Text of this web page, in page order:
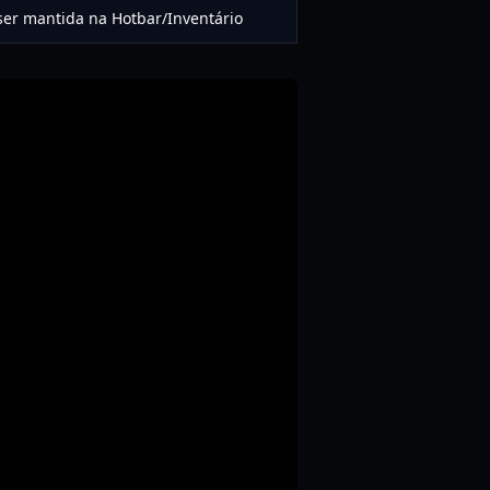
mantida na Hotbar/Inventário